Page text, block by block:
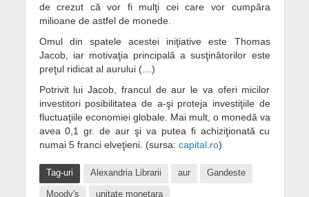
de crezut că vor fi mulţi cei care vor cumpăra
milioane de astfel de monede.
Omul din spatele acestei iniţiative este Thomas
Jacob, iar motivaţia principală a susţinătorilor este
preţul ridicat al aurului (…)
Potrivit lui Jacob, francul de aur le va oferi micilor
investitori posibilitatea de a-şi proteja investiţiile de
fluctuaţiile economiei globale. Mai mult, o monedă va
avea 0,1 gr. de aur şi va putea fi achiziţionată cu
numai 5 franci elveţieni. (sursa: capital.ro)
Tag-uri Alexandria Librarii aur Gandeste
Moody's unitate monetara